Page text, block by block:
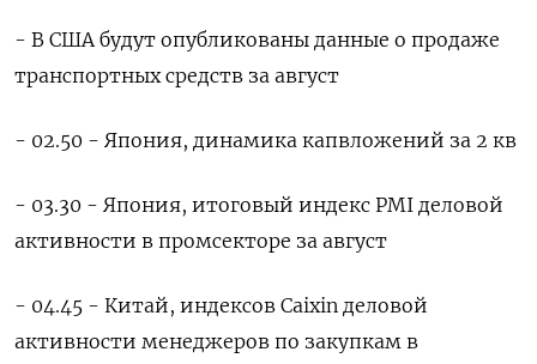
- В США будут опубликованы данные о продаже
транспортных средств за август
- 02.50 - Япония, динамика капвложений за 2 кв
- 03.30 - Япония, итоговый индекс PMI деловой
активности в промсекторе за август
- 04.45 - Китай, индексов Caixin деловой
активности менеджеров по закупкам в